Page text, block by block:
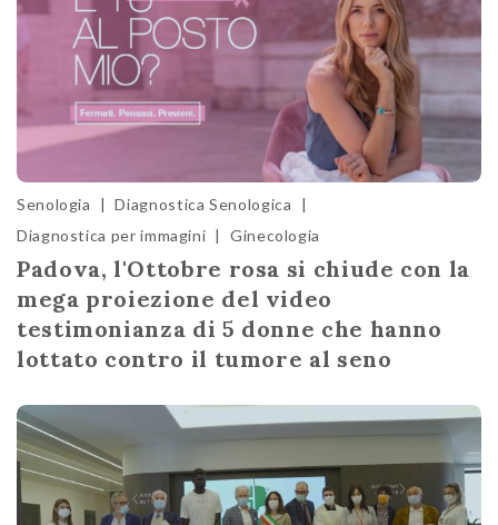
Senologia | Diagnostica Senologica
|
Diagnostica per immagini | Ginecologia
Padova, l'Ottobre rosa si chiude con la
mega proiezione del video
testimonianza di 5 donne che hanno
lottato contro il tumore al seno